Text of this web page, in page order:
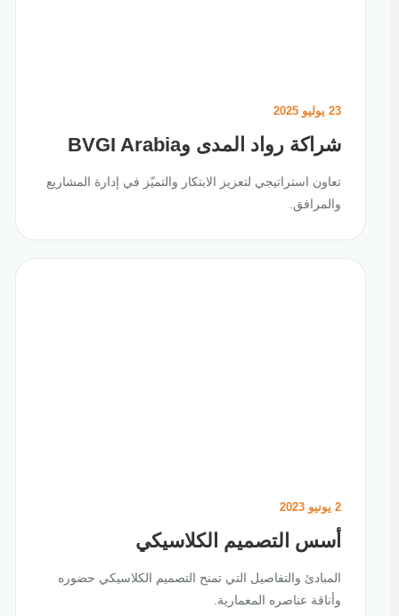
23 يوليو 2025
شراكة رواد المدى وBVGI Arabia
تعاون استراتيجي لتعزيز الابتكار والتميّز في إدارة المشاريع
والمرافق.
أسس التصميم الكلاسيكي
المبادئ والتفاصيل التي تمنح التصميم الكلاسيكي حضوره
وأناقة عناصره المعمارية.